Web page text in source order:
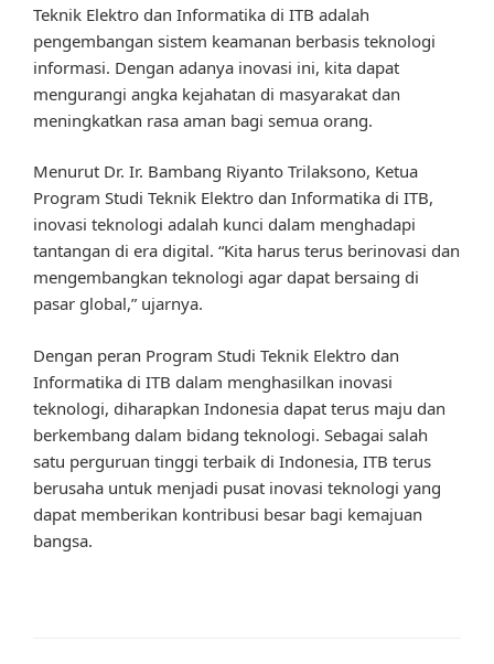
Teknik Elektro dan Informatika di ITB adalah
pengembangan sistem keamanan berbasis teknologi
informasi. Dengan adanya inovasi ini, kita dapat
mengurangi angka kejahatan di masyarakat dan
meningkatkan rasa aman bagi semua orang.
Menurut Dr. Ir. Bambang Riyanto Trilaksono, Ketua
Program Studi Teknik Elektro dan Informatika di ITB,
inovasi teknologi adalah kunci dalam menghadapi
tantangan di era digital. “Kita harus terus berinovasi dan
mengembangkan teknologi agar dapat bersaing di
pasar global,” ujarnya.
Dengan peran Program Studi Teknik Elektro dan
Informatika di ITB dalam menghasilkan inovasi
teknologi, diharapkan Indonesia dapat terus maju dan
berkembang dalam bidang teknologi. Sebagai salah
satu perguruan tinggi terbaik di Indonesia, ITB terus
berusaha untuk menjadi pusat inovasi teknologi yang
dapat memberikan kontribusi besar bagi kemajuan
bangsa.